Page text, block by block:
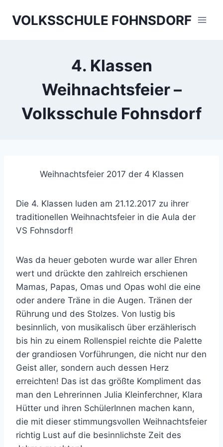
VOLKSSCHULE FOHNSDORF
4. Klassen
Weihnachtsfeier –
Volksschule Fohnsdorf
Weihnachtsfeier 2017 der 4 Klassen
Die 4. Klassen luden am 21.12.2017 zu ihrer
traditionellen Weihnachtsfeier in die Aula der
VS Fohnsdorf!
Was da heuer geboten wurde war aller Ehren
wert und drückte den zahlreich erschienen
Mamas, Papas, Omas und Opas wohl die eine
oder andere Träne in die Augen. Tränen der
Rührung und des Stolzes. Von lustig bis
besinnlich, von musikalisch über erzählerisch
bis hin zu einem Rollenspiel reichte die Palette
der grandiosen Vorführungen, die nicht nur den
Geist aller, sondern auch dessen Herz
erreichten! Das ist das größte Kompliment das
man den Lehrerinnen Julia Kleinferchner, Klara
Hütter und ihren SchülerInnen machen kann,
die mit dieser stimmungsvollen Weihnachtsfeier
richtig Lust auf die besinnlichste Zeit des